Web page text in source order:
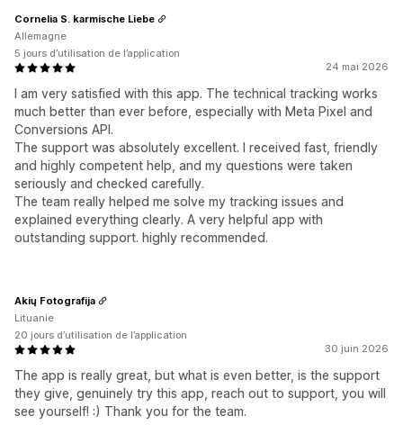
24 mai 2026
I am very satisfied with this app. The technical tracking works
much better than ever before, especially with Meta Pixel and
Conversions API.
The support was absolutely excellent. I received fast, friendly
and highly competent help, and my questions were taken
seriously and checked carefully.
The team really helped me solve my tracking issues and
explained everything clearly. A very helpful app with
outstanding support. highly recommended.
Cornelia S. karmische Liebe
Allemagne
5 jours d’utilisation de l’application
30 juin 2026
The app is really great, but what is even better, is the support
they give, genuinely try this app, reach out to support, you will
see yourself! :) Thank you for the team.
Akių Fotografija
Lituanie
20 jours d’utilisation de l’application